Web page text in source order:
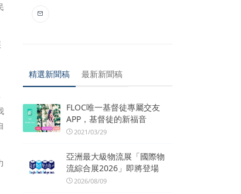
精選新聞稿 最新新聞稿
FLOC唯一基督徒專屬交友
APP，基督徒的新福音
2021/03/29
亞洲最大級物流展「國際物
流綜合展2026」即將登場
2026/08/09